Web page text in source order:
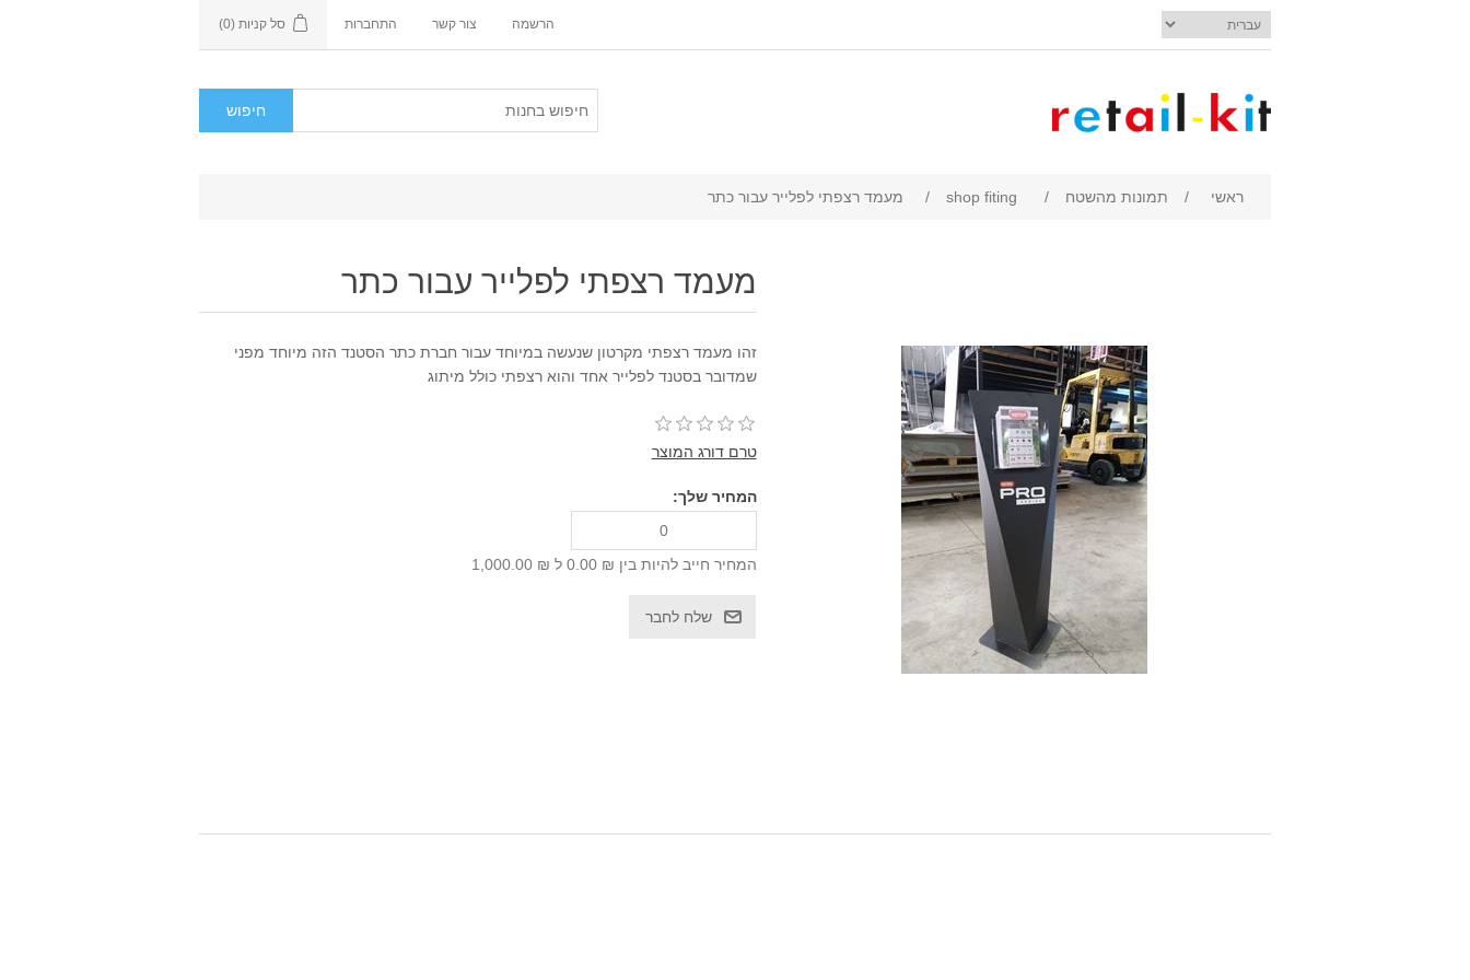
הרשמה צור קשר התחברות סל קניות (0)
ראשי / תמונות מהשטח /
shop fiting
/ מעמד רצפתי לפלייר עבור כתר
מעמד רצפתי לפלייר עבור כתר
זהו מעמד רצפתי מקרטון שנעשה במיוחד עבור חברת כתר הסטנד הזה מיוחד מפני
שמדובר בסטנד לפלייר אחד והוא רצפתי כולל מיתוג
טרם דורג המוצר
המחיר שלך:
המחיר חייב להיות בין ₪ 0.00 ל ₪ 1,000.00